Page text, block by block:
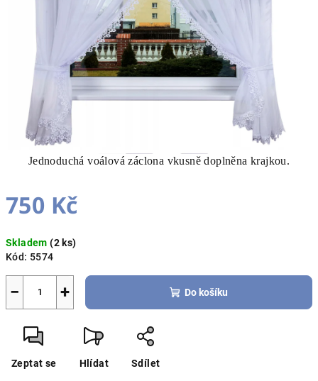
Jednoduchá voálová záclona vkusně doplněna krajkou.
750 Kč
cena:
Skladem(2 ks)
Kód: 5574
+
− Do košíku
Zeptat se Hlídat Sdílet
hvězdiček.